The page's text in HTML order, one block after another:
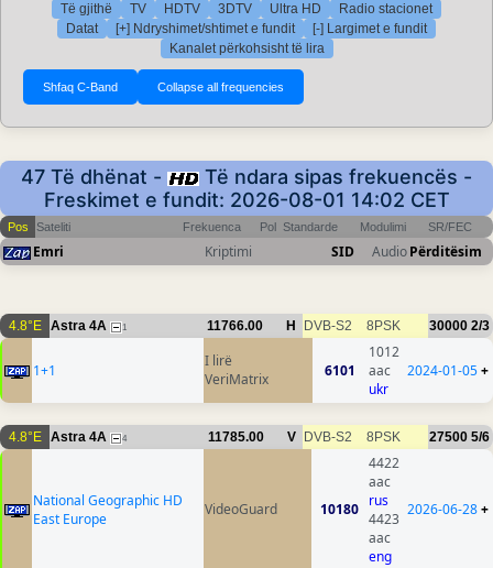
Të gjithë TV HDTV 3DTV Ultra HD
Radio stacionet
Datat
[+] Ndryshimet/shtimet e fundit
[-] Largimet e fundit
Kanalet përkohsisht të lira
47 Të dhënat -
Të ndara sipas frekuencës -
Freskimet e fundit: 2026-08-01 14:02 CET
Pos Sateliti Frekuenca Pol Standarde Modulimi SR/FEC
Emri Kriptimi SID AudioPërditësim
4.8°E Astra 4A 1 11766.00 H DVB-S2 8PSK 30000 2/3
1+1
I lirë
VeriMatrix
6101
1012
aac
ukr
2024-01-05+
4.8°E Astra 4A 4 11785.00 V DVB-S2 8PSK 27500 5/6
National Geographic HD
East Europe
VideoGuard 10180
4422
aac
rus
4423
aac
eng
2026-06-28+